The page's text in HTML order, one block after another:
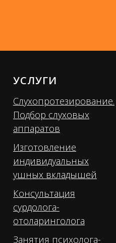
УСЛУГИ
Слухопротезирование.
Подбор слуховых
аппаратов
Изготовление
индивидуальных
ушных вкладышей
Консультация
сурдолога-
отоларинголога
Занятия психолога-